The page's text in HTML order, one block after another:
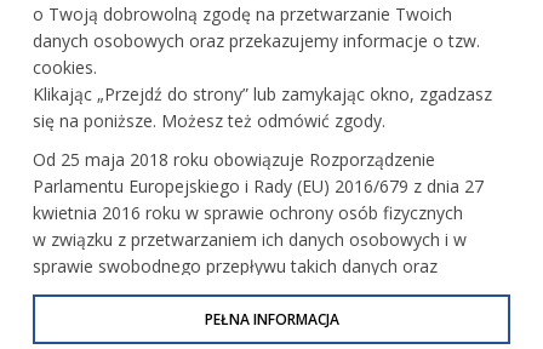
POMOC UDZIELANA PRZEZ CUS W TARNOWIE
I. Świadczenia opiekuńcze:
1) świadczenie pielęgnacyjne
2)zasiłek pielęgnacyjny
3)specjalny zasiłek opiekuńczy
o Twoją dobrowolną zgodę na przetwarzanie Twoich
danych osobowych oraz przekazujemy informacje o tzw.
cookies.
Klikając „Przejdź do strony” lub zamykając okno, zgadzasz
się na poniższe. Możesz też odmówić zgody.
Od 25 maja 2018 roku obowiązuje Rozporządzenie
Parlamentu Europejskiego i Rady (EU) 2016/679 z dnia 27
kwietnia 2016 roku w sprawie ochrony osób fizycznych
w związku z przetwarzaniem ich danych osobowych i w
sprawie swobodnego przepływu takich danych oraz
uchylenia dyrektywy 95/46/WE (określane jako RODO, GDPR
lub Ogólne Rozporządzenie o Ochronie Danych
PEŁNA INFORMACJA